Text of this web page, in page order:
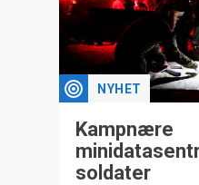
NYHET
Kampnære
soldater